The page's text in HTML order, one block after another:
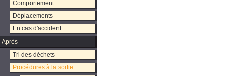
Comportement
Déplacements
En cas d'accident
Après
Tri des déchets
Procédures à la sortie